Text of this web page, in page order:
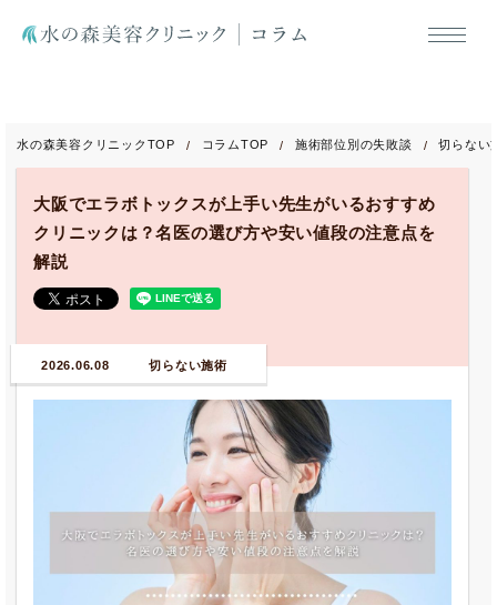
水の森美容クリニックTOP コラムTOP 施術部位別の失敗談 切らない
大阪でエラボトックスが上手い先生がいるおすすめ
クリニックは？名医の選び方や安い値段の注意点を
解説
2026.06.08 切らない施術